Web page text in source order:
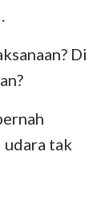
6
Di
udara tak